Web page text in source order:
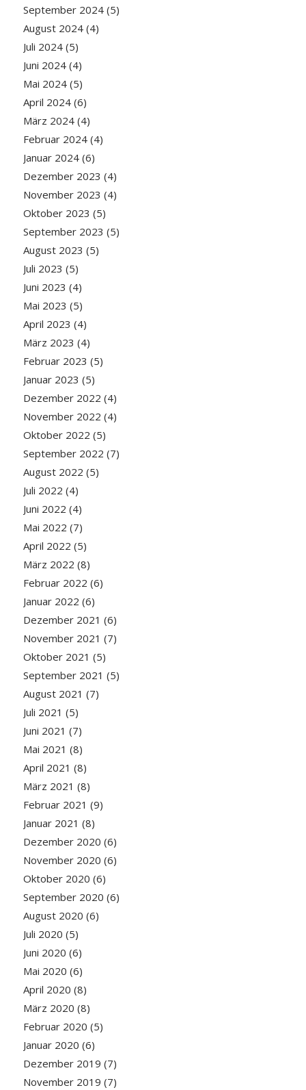
September 2024(5)
August 2024(4)
Juli 2024(5)
Juni 2024(4)
Mai 2024(5)
April 2024(6)
März 2024(4)
Februar 2024(4)
Januar 2024(6)
Dezember 2023 (4)
November 2023 (4)
Oktober 2023 (5)
September 2023 (5)
August 2023 (5)
Juli 2023 (5)
Juni 2023 (4)
Mai 2023 (5)
April 2023 (4)
März 2023 (4)
Februar 2023 (5)
Januar 2023 (5)
Dezember 2022 (4)
November 2022 (4)
Oktober 2022 (5)
September 2022 (7)
August 2022 (5)
Juli 2022 (4)
Juni 2022 (4)
Mai 2022 (7)
April 2022 (5)
März 2022 (8)
Februar 2022 (6)
Januar 2022 (6)
Dezember 2021 (6)
November 2021 (7)
Oktober 2021 (5)
September 2021 (5)
August 2021 (7)
Juli 2021 (5)
Juni 2021 (7)
Mai 2021 (8)
April 2021 (8)
März 2021 (8)
Februar 2021 (9)
Januar 2021 (8)
Dezember 2020 (6)
November 2020 (6)
Oktober 2020 (6)
September 2020 (6)
August 2020 (6)
Juli 2020 (5)
Juni 2020 (6)
Mai 2020 (6)
April 2020 (8)
März 2020 (8)
Februar 2020 (5)
Januar 2020 (6)
Dezember 2019 (7)
November 2019 (7)